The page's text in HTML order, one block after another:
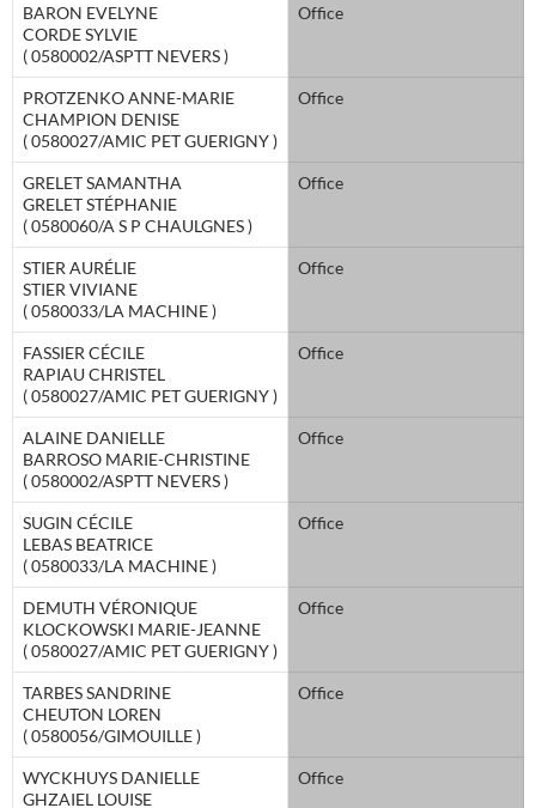
BARON EVELYNE
CORDE SYLVIE
( 0580002/ASPTT NEVERS )
Office
PROTZENKO ANNE-MARIE
CHAMPION DENISE
( 0580027/AMIC PET GUERIGNY )
Office
GRELET SAMANTHA
GRELET STÉPHANIE
( 0580060/A S P CHAULGNES )
Office
STIER AURÉLIE
STIER VIVIANE
( 0580033/LA MACHINE )
Office
FASSIER CÉCILE
RAPIAU CHRISTEL
( 0580027/AMIC PET GUERIGNY )
Office
ALAINE DANIELLE
BARROSO MARIE-CHRISTINE
( 0580002/ASPTT NEVERS )
Office
SUGIN CÉCILE
LEBAS BEATRICE
( 0580033/LA MACHINE )
Office
DEMUTH VÉRONIQUE
KLOCKOWSKI MARIE-JEANNE
( 0580027/AMIC PET GUERIGNY )
Office
TARBES SANDRINE
CHEUTON LOREN
( 0580056/GIMOUILLE )
Office
WYCKHUYS DANIELLE
GHZAIEL LOUISE
Office